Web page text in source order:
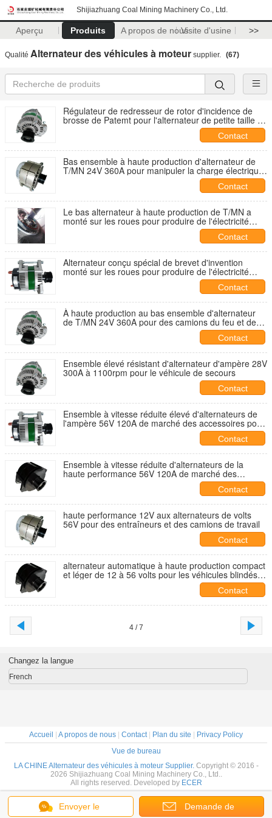
Shijiazhuang Coal Mining Machinery Co., Ltd.
Aperçu Produits A propos de nousVisite d'usine >>
Qualité Alternateur des véhicules à moteur supplier. (67)
Régulateur de redresseur de rotor d'incidence de
brosse de Patemt pour l'alternateur de petite taille du
véhicule utilitaire de heavey d'économie de
Contact
Bas ensemble à haute production d'alternateur de
T/MN 24V 360A pour manipuler la charge électrique
Contact
Le bas alternateur à haute production de T/MN a
monté sur les roues pour produire de l'électricité
Contact
Alternateur conçu spécial de brevet d'invention
monté sur les roues pour produire de l'électricité
Contact
À haute production au bas ensemble d'alternateur
de T/MN 24V 360A pour des camions du feu et de
Contact
Ensemble élevé résistant d'alternateur d'ampère 28V
300A à 1100rpm pour le véhicule de secours
Contact
Ensemble à vitesse réduite élevé d'alternateurs de
l'ampère 56V 120A de marché des accessoires pour
Contact
Ensemble à vitesse réduite d'alternateurs de la
haute performance 56V 120A de marché des
accessoires pour les navires marins
Contact
haute performance 12V aux alternateurs de volts
56V pour des entraîneurs et des camions de travail
Contact
alternateur automatique à haute production compact
et léger de 12 à 56 volts pour les véhicules blindés et
Contact
4 / 7
Envoyer le Demande de
Changez la langue
French
Accueil A propos de nous Contact| Plan du site
Privacy Policy
Vue de bureau
LA CHINE Alternateur des véhicules à moteur Supplier. Copyright © 2016 -
2026 Shijiazhuang Coal Mining Machinery Co., Ltd..
All rights reserved. Developed by ECER